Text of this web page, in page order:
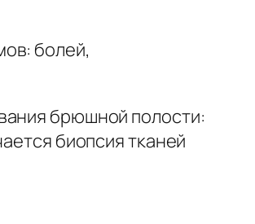
болей,
брюшной полости:
биопсия тканей